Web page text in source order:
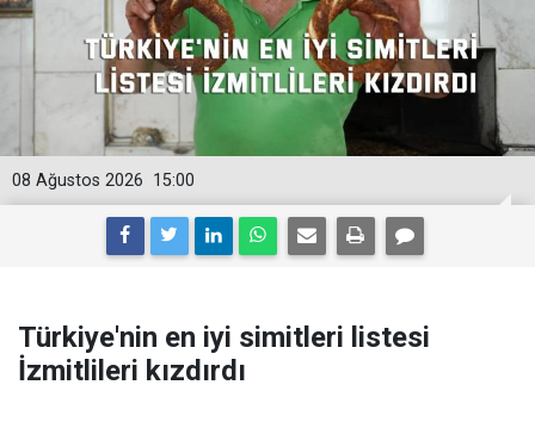
15:00
08 Ağustos 2026
Türkiye'nin en iyi simitleri listesi
İzmitlileri kızdırdı